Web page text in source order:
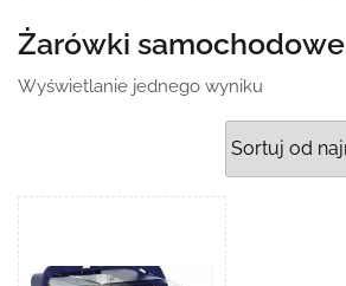
Żarówki samochodowe
Wyświetlanie jednego wyniku